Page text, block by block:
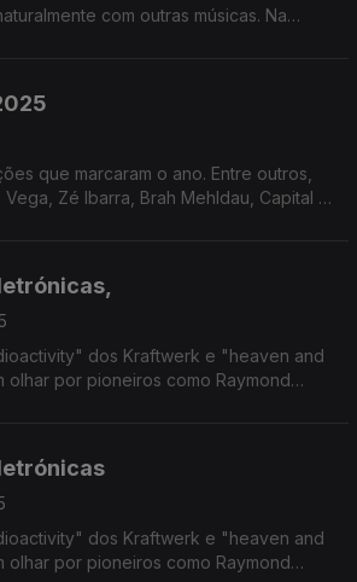
que marcaram o ano. Entre outros,
Zé Ibarra, Brah Mehldau, Capital da
dos Kraftwerk e "heaven and
olhar por pioneiros como Raymond
dos Kraftwerk e "heaven and
olhar por pioneiros como Raymond